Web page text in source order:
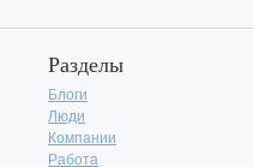
Разделы
Блоги
Люди
Компании
Работа